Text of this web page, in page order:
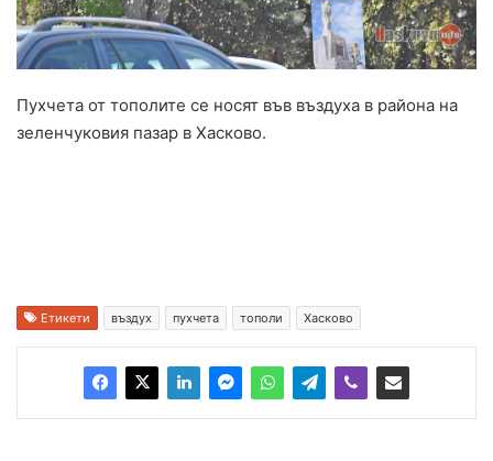
Пухчета от тополите се носят във въздуха в района на
зеленчуковия пазар в Хасково.
Етикети въздух пухчета тополи Хасково